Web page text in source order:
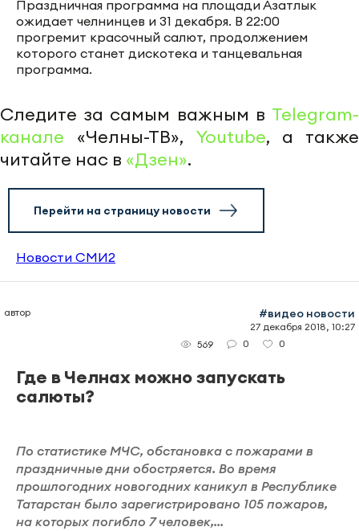
Праздничная программа на площади Азатлык
ожидает челнинцев и 31 декабря. В 22:00
прогремит красочный салют, продолжением
которого станет дискотека и танцевальная
программа.
Следите за самым важным в Telegram-
канале «Челны-ТВ», Youtube, а также
читайте нас в «Дзен».
Перейти на страницу новости
Новости СМИ2
автор #видео новости
27 декабря 2018, 10:27
569
0 0
Где в Челнах можно запускать
салюты?
По статистике МЧС, обстановка с пожарами в
праздничные дни обостряется. Во время
прошлогодних новогодних каникул в Республике
Татарстан было зарегистрировано 105 пожаров,
на которых погибло 7 человек,...